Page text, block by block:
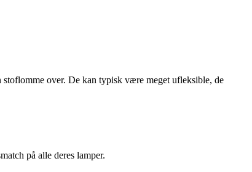
over. De kan typisk være meget ufleksible, de
på alle deres lamper.